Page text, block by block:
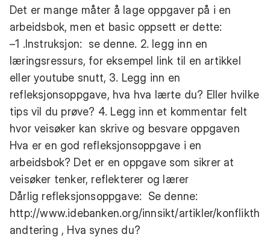
Det er mange måter å lage oppgaver på i en
arbeidsbok, men et basic oppsett er dette:
–1 .Instruksjon: se denne. 2. legg inn en
læringsressurs, for eksempel link til en artikkel
eller youtube snutt, 3. Legg inn en
refleksjonsoppgave, hva hva lærte du? Eller hvilke
tips vil du prøve? 4. Legg inn et kommentar felt
hvor veisøker kan skrive og besvare oppgaven
Hva er en god refleksjonsoppgave i en
arbeidsbok? Det er en oppgave som sikrer at
veisøker tenker, reflekterer og lærer
Dårlig refleksjonsoppgave: Se denne:
http://www.idebanken.org/innsikt/artikler/konflikth
andtering , Hva synes du?